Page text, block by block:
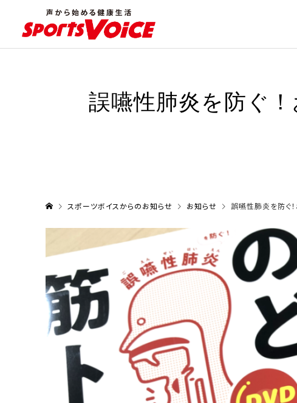
誤嚥性肺炎を防ぐ
スポーツボイスからのお知らせ お知らせ 誤嚥性肺炎を防ぐ！